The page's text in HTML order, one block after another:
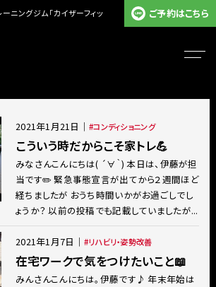
ニングジム「カイザーフィッ
ご予約はこちら
2021年1月21日 ｜ コンディショニング
こういう時だからこそ家トレ💪
みなさんこんにちは( ´∀｀) 本日は、伊藤が担
当です✏️ 緊急事態宣言が出てから２週間ほど
経ちましたが おうち時間いかがお過ごしでし
ょうか？ 以前の投稿でも記載していましたが...
2021年1月7日 ｜ リハビリ・姿勢改善
在宅ワークで気をつけたいこと📖
みんさんこんにちは。伊藤です♪ 年末年始は